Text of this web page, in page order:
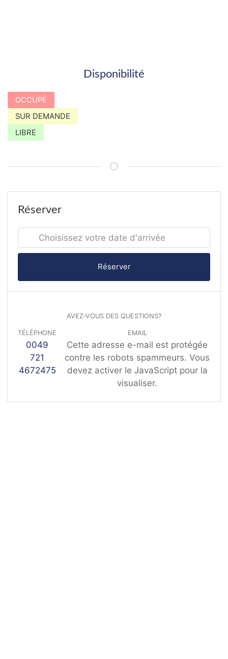
Disponibilité
OCCUPÉ
SUR DEMANDE
LIBRE
Réserver
Réserver
AVEZ-VOUS DES QUESTIONS?
TÉLÉPHONE
0049
721
4672475
EMAIL
Cette adresse e-mail est protégée
contre les robots spammeurs. Vous
devez activer le JavaScript pour la
visualiser.